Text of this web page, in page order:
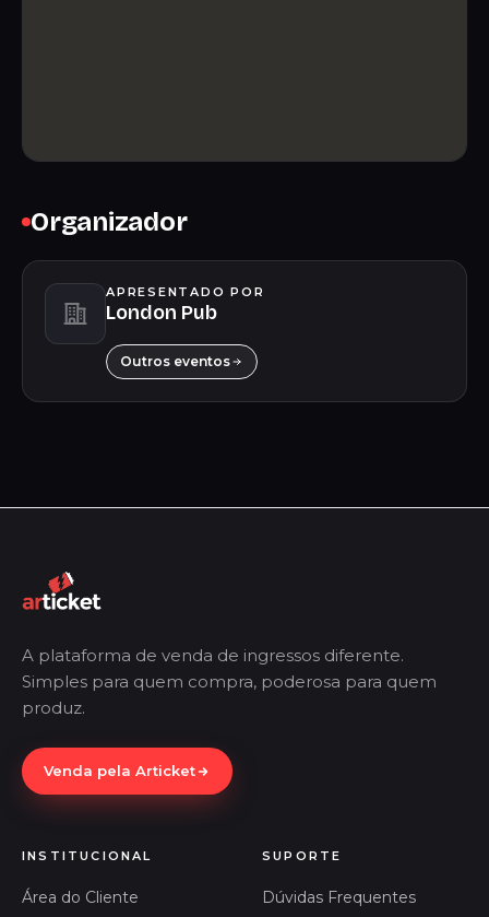
Organizador
APRESENTADO POR
London Pub
Outros eventos
A plataforma de venda de ingressos diferente.
Simples para quem compra, poderosa para quem
produz.
Venda pela Articket
INSTITUCIONAL
Área do Cliente
SUPORTE
Dúvidas Frequentes